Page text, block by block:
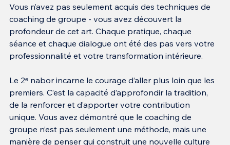
Vous n’avez pas seulement acquis des techniques de
coaching de groupe - vous avez découvert la
profondeur de cet art. Chaque pratique, chaque
séance et chaque dialogue ont été des pas vers votre
professionnalité et votre transformation intérieure.
Le 2ᵉ nabor incarne le courage d’aller plus loin que les
premiers. C’est la capacité d’approfondir la tradition,
de la renforcer et d’apporter votre contribution
unique. Vous avez démontré que le coaching de
groupe n’est pas seulement une méthode, mais une
manière de penser qui construit une nouvelle culture